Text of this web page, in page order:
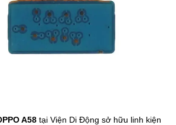
(miễn phí)
A58 tại Viện Di Động sở hữu linh kiện